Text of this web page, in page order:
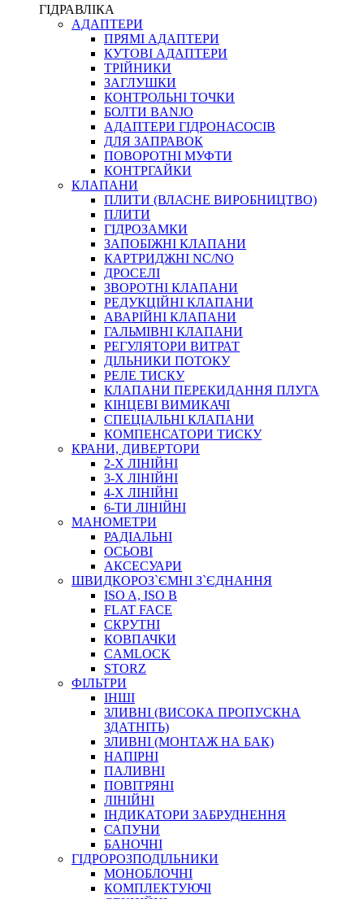
ФІТИНГИ ДІАГНОСТИЧНІ
АКСЕСУАРИ
ТРУБКИ ТА КОМПЛЕКТУЮЧІ
ФІТИНГИ ГІДРАВЛІЧНІ
ФІТИНГИ КОНДИЦІОНЕРНІ
ЗАХИСТ РУКАВІВ
ФІТИНГИ KARCHER
ФІТИНГИ НА ПІДЙОМ КАБІНИ
КОНЕКТОРИ
ХОМУТИ
ЧЕРВ`ЯЧНІ
ПРУЖИННІ
НЕЙЛОНОВІ
ПРОРЕЗИНЕНІ
АВТОТОВАРИ
АВТОХІМІЯ
ДОМКРАТИ
НАБОРИ ЗАПОБІЖНИКІВ, КЛЕМ, АКСЕСУАРІВ
НАСОСИ, КОМПРЕСОРИ, МАНОМЕТРИ
ПАСТА, АНТИСЕПТИК
ІНСТРУМЕНТ
САДОВИЙ ІНВЕНТАР
ЕЛЕКТРИЧНІ ПРИЛАДИ
ПАЛЬНИКИ, ПАЯЛЬНИКИ, ПАЯЛЬНІ ЛАМПИ
ІНСТРУМЕНТИ ДЛЯ ЕЛЕКТРИКА
ЕЛЕКТРОІНСТРУМЕНТИ
ЗАМКИ І КОМПЛЕКТУЮЧІ
ІНСТРУМЕНТИ ДЛЯ ЗВАРЮВАННЯ, АКСЕСУАРИ
ГІДРАВЛІКА
АДАПТЕРИ
ПРЯМІ АДАПТЕРИ
КУТОВІ АДАПТЕРИ
ТРІЙНИКИ
ЗАГЛУШКИ
КОНТРОЛЬНІ ТОЧКИ
БОЛТИ BANJO
АДАПТЕРИ ГІДРОНАСОСІВ
ДЛЯ ЗАПРАВОК
ПОВОРОТНІ МУФТИ
КОНТРГАЙКИ
КЛАПАНИ
ПЛИТИ (ВЛАСНЕ ВИРОБНИЦТВО)
ПЛИТИ
ГІДРОЗАМКИ
ЗАПОБІЖНІ КЛАПАНИ
КАРТРИДЖНІ NC/NO
ДРОСЕЛІ
ЗВОРОТНІ КЛАПАНИ
РЕДУКЦІЙНІ КЛАПАНИ
АВАРІЙНІ КЛАПАНИ
ГАЛЬМІВНІ КЛАПАНИ
РЕГУЛЯТОРИ ВИТРАТ
ДІЛЬНИКИ ПОТОКУ
РЕЛЕ ТИСКУ
КЛАПАНИ ПЕРЕКИДАННЯ ПЛУГА
КІНЦЕВІ ВИМИКАЧІ
СПЕЦІАЛЬНІ КЛАПАНИ
КОМПЕНСАТОРИ ТИСКУ
КРАНИ, ДИВЕРТОРИ
2-Х ЛІНІЙНІ
3-Х ЛІНІЙНІ
4-Х ЛІНІЙНІ
6-ТИ ЛІНІЙНІ
МАНОМЕТРИ
РАДІАЛЬНІ
ОСЬОВІ
АКСЕСУАРИ
ШВИДКОРОЗ`ЄМНІ З`ЄДНАННЯ
ISO A, ISO B
FLAT FACE
СКРУТНІ
КОВПАЧКИ
CAMLOCK
STORZ
ФІЛЬТРИ
ІНШІ
ЗЛИВНІ (ВИСОКА ПРОПУСКНА
ЗДАТНІТЬ)
ЗЛИВНІ (МОНТАЖ НА БАК)
НАПІРНІ
ПАЛИВНІ
ПОВІТРЯНІ
ЛІНІЙНІ
ІНДИКАТОРИ ЗАБРУДНЕННЯ
САПУНИ
БАНОЧНІ
ГІДРОРОЗПОДІЛЬНИКИ
МОНОБЛОЧНІ
КОМПЛЕКТУЮЧІ